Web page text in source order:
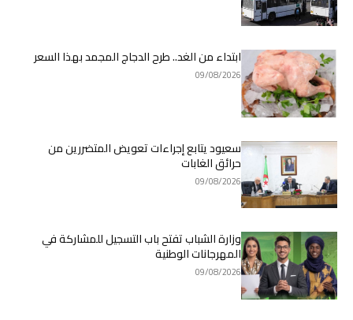
ابتداء من الغد.. طرح الدجاج المجمد بهذا السعر
09/08/2026
سعيود يتابع إجراءات تعويض المتضررين من
حرائق الغابات
09/08/2026
وزارة الشباب تفتح باب التسجيل للمشاركة في
المهرجانات الوطنية
09/08/2026